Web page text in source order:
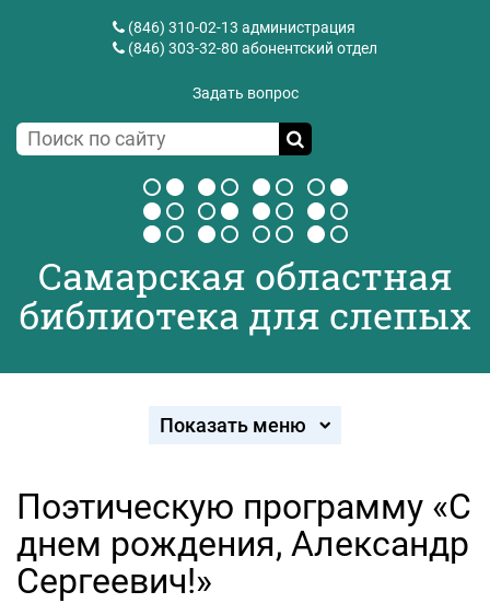
(846) 310-02-13 администрация
(846) 303-32-80 абонентский отдел
Задать вопрос
Самарская областная
библиотека для слепых
Показать меню
Поэтическую программу «С
днем рождения, Александр
Сергеевич!»